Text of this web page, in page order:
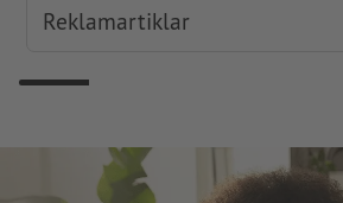
Reklamartiklar